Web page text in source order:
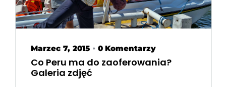
Marzec 7, 2015 • 0 Komentarzy
Co Peru ma do zaoferowania?
Galeria zdjęć